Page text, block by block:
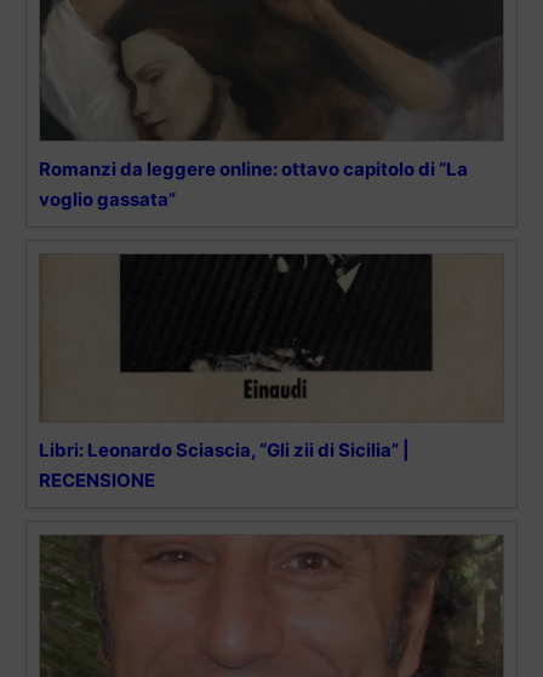
Romanzi da leggere online: ottavo capitolo di “La
voglio gassata”
Libri: Leonardo Sciascia, “Gli zii di Sicilia” |
RECENSIONE